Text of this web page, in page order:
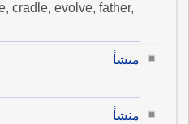
cradle, evolve, father,
منشأ
منشأ